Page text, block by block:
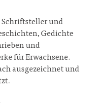
Schriftsteller und
Gedichte
und
für Erwachsene.
ausgezeichnet und